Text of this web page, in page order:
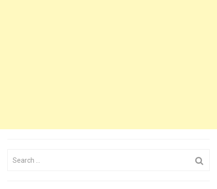
Search